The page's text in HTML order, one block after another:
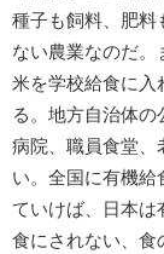
種子も飼料、肥料
ない農業なのだ。
米を学校給食に入
る。地方自治体の
病院、職員食堂、
い。全国に有機給
ていけば、日本は
食にされない、食